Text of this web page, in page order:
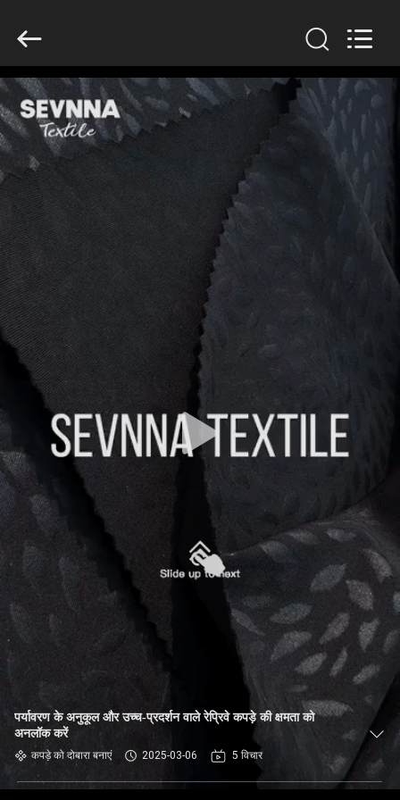
घर
उत्पादों
वीआर
दिखाएँ
हमारे
बारे
में
कारखाना
भ्रमण
गुणवत्ता
नियंत्रण
संपर्क
करें
समाचार
मामलों
साइटमैप
TEXTILE.
पर्यावरण के अनुकूल और उच्च-प्रदर्शन वाले रेप्रिवे कपड़े की क्षमता को
अनलॉक करें
कपड़े को दोबारा बनाएं 2025-03-06 5 विचार